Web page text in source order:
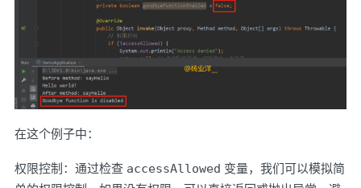
在这个例子中：
权限控制：通过检查 accessAllowed 变量，我们可以模拟简